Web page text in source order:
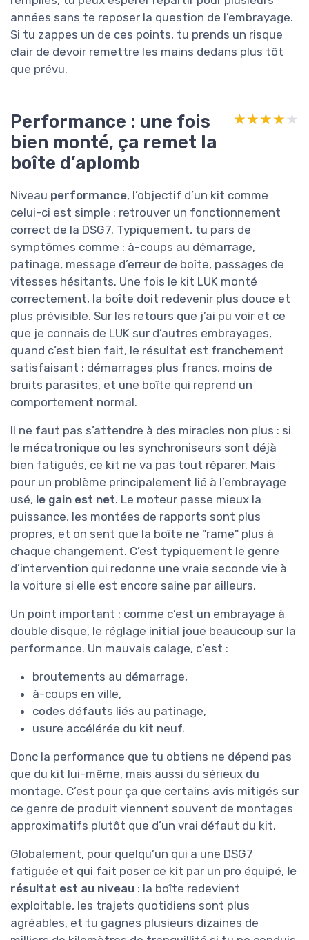
années sans te reposer la question de l’embrayage.
Si tu zappes un de ces points, tu prends un risque
clair de devoir remettre les mains dedans plus tôt
que prévu.
Performance : une fois
bien monté, ça remet la
boîte d’aplomb
★★★★★
★★★★★
Niveau performance, l’objectif d’un kit comme
celui-ci est simple : retrouver un fonctionnement
correct de la DSG7. Typiquement, tu pars de
symptômes comme : à-coups au démarrage,
patinage, message d’erreur de boîte, passages de
vitesses hésitants. Une fois le kit LUK monté
correctement, la boîte doit redevenir plus douce et
plus prévisible. Sur les retours que j’ai pu voir et ce
que je connais de LUK sur d’autres embrayages,
quand c’est bien fait, le résultat est franchement
satisfaisant : démarrages plus francs, moins de
bruits parasites, et une boîte qui reprend un
comportement normal.
Il ne faut pas s’attendre à des miracles non plus : si
le mécatronique ou les synchroniseurs sont déjà
bien fatigués, ce kit ne va pas tout réparer. Mais
pour un problème principalement lié à l’embrayage
usé, le gain est net. Le moteur passe mieux la
puissance, les montées de rapports sont plus
propres, et on sent que la boîte ne "rame" plus à
chaque changement. C’est typiquement le genre
d’intervention qui redonne une vraie seconde vie à
la voiture si elle est encore saine par ailleurs.
Un point important : comme c’est un embrayage à
double disque, le réglage initial joue beaucoup sur la
performance. Un mauvais calage, c’est :
broutements au démarrage,
à-coups en ville,
codes défauts liés au patinage,
usure accélérée du kit neuf.
Donc la performance que tu obtiens ne dépend pas
que du kit lui-même, mais aussi du sérieux du
montage. C’est pour ça que certains avis mitigés sur
ce genre de produit viennent souvent de montages
approximatifs plutôt que d’un vrai défaut du kit.
Globalement, pour quelqu’un qui a une DSG7
fatiguée et qui fait poser ce kit par un pro équipé, le
résultat est au niveau : la boîte redevient
exploitable, les trajets quotidiens sont plus
agréables, et tu gagnes plusieurs dizaines de